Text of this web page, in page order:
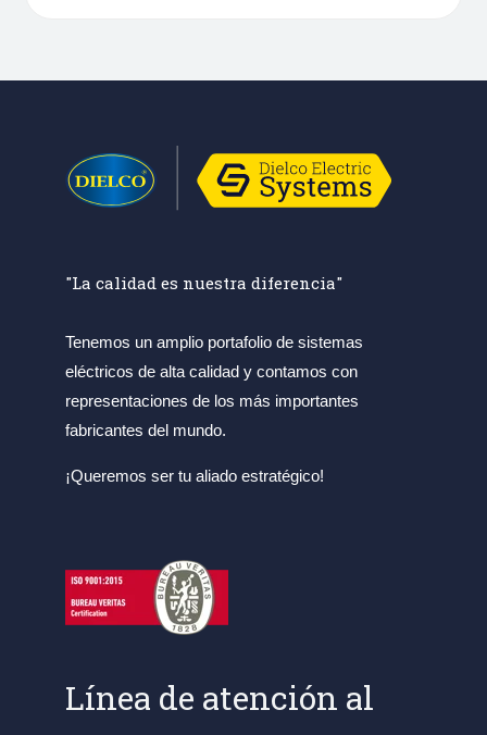
"La calidad es nuestra diferencia"
Tenemos un amplio portafolio de sistemas
eléctricos de alta calidad y contamos con
representaciones de los más importantes
fabricantes del mundo.
¡Queremos ser tu aliado estratégico!
Línea de atención al